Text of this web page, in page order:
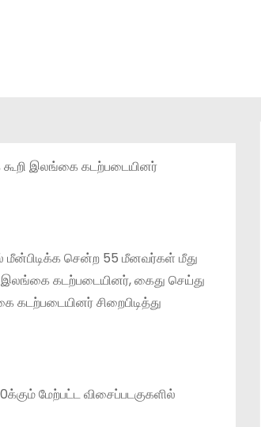
இலங்கை கடற்படையினர்
மீன்பிடிக்க சென்ற 55 மீனவர்கள் மீது
இலங்கை கடற்படையினர், கைது செய்து
சிறைபிடித்து
மேற்பட்ட விசைப்படகுகளில்